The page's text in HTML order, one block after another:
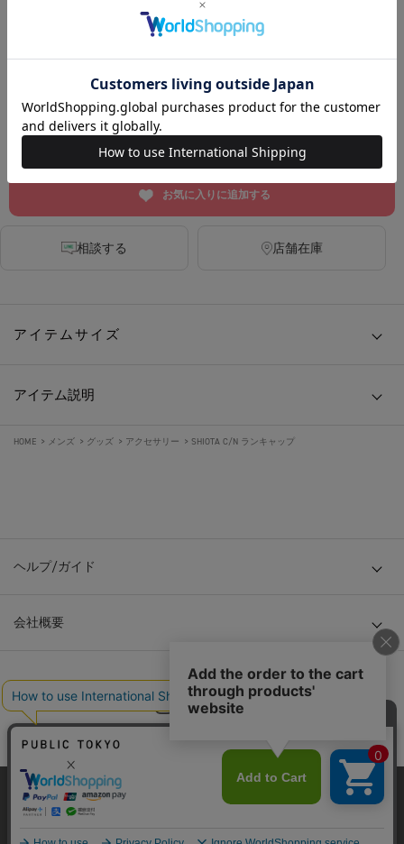
カートに入れる
お気に入りに追加する
相談する 店舗在庫
アイテムサイズ
アイテム説明
HOME > メンズ > グッズ > アクセサリー > SHIOTA C/N ランキャップ
ヘルプ/ガイド
会社概要
当サイトはクッキー(cookie)を使用します。クッキーはサイト内
の一部の機能および、サイトの使用状況の分析からマーケティ
プライバシーポリシーはこちら